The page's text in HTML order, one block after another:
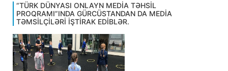
“TÜRK DÜNYASI ONLAYN MEDİA TƏHSİL
PROQRAMI”INDA GÜRCÜSTANDAN DA MEDİA
TƏMSİLÇİLƏRİ İŞTİRAK EDİBLƏR.